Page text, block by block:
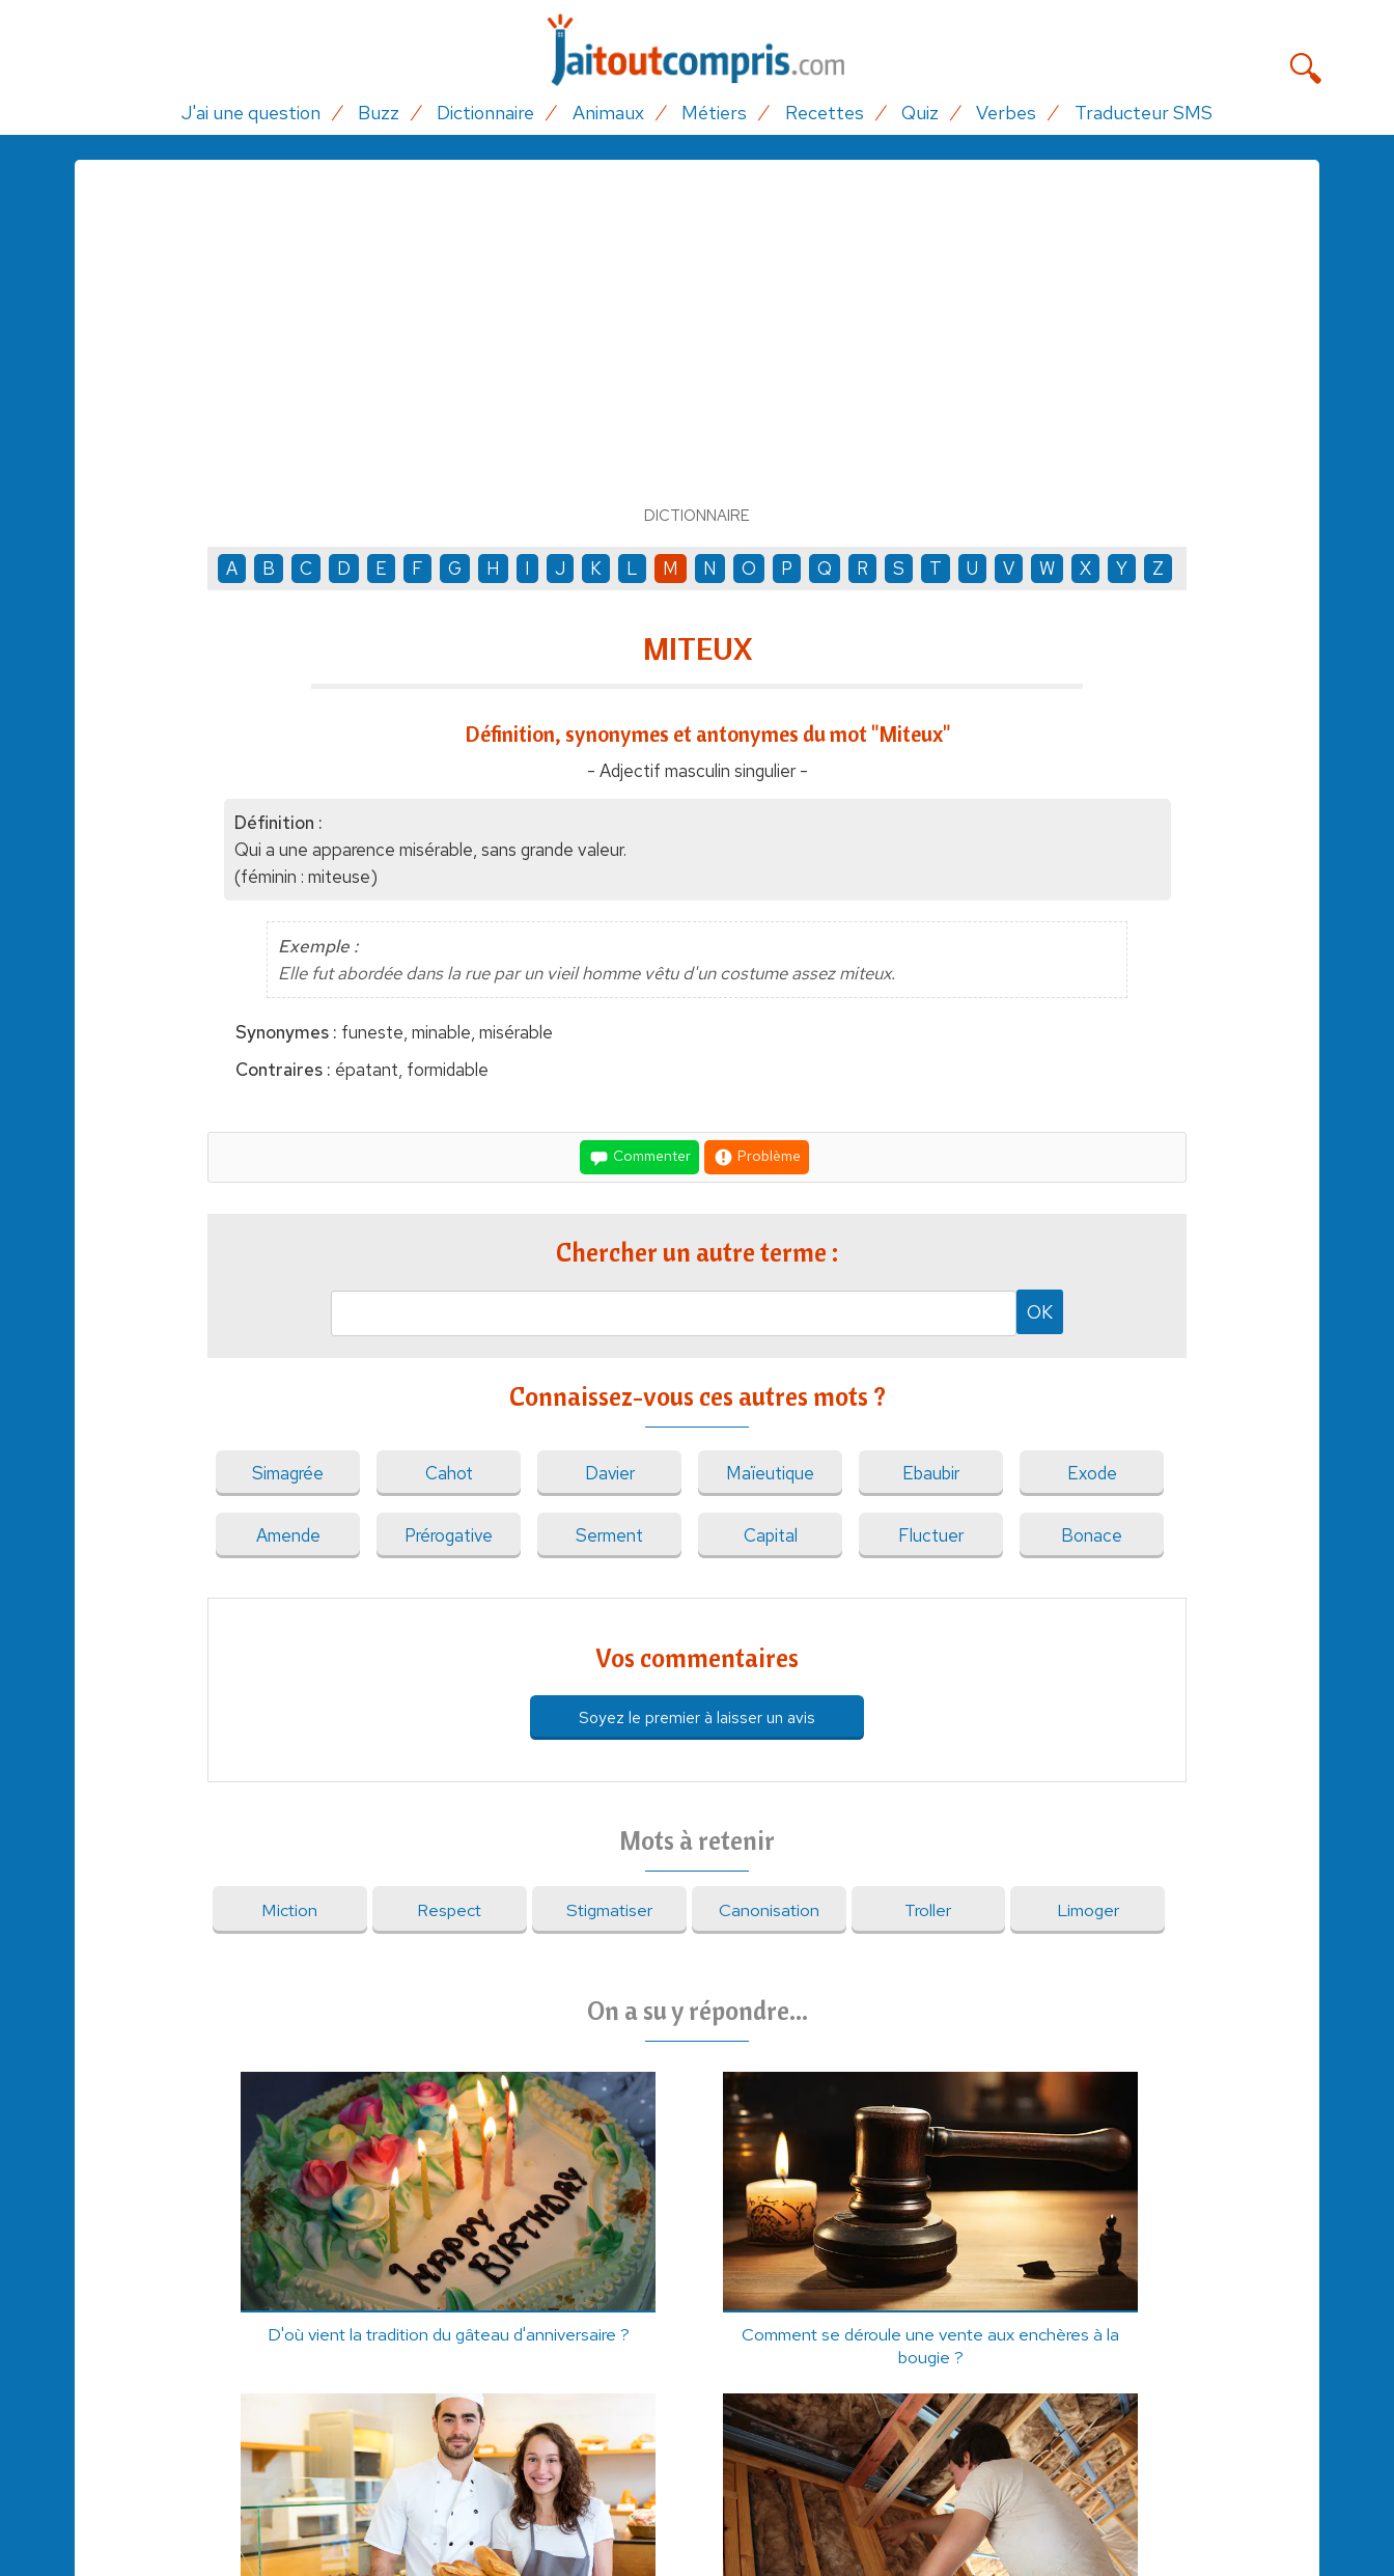
J'ai une question Buzz Dictionnaire Animaux Métiers Recettes Quiz Verbes Traducteur SMS
DICTIONNAIRE
A B C D E F G H I J K L M N O P Q R S T U V W X Y Z
MITEUX
Définition, synonymes et antonymes du mot "Miteux"
- Adjectif masculin singulier -
Définition :
Qui a une apparence misérable, sans grande valeur.
(féminin : miteuse)
Exemple :
Elle fut abordée dans la rue par un vieil homme vêtu d'un costume assez miteux.
Synonymes : funeste, minable, misérable
Contraires : épatant, formidable
Commenter Problème
Chercher un autre terme :
Connaissez-vous ces autres mots ?
Simagrée Cahot Davier Maïeutique Ebaubir Exode
Amende Prérogative Serment Capital Fluctuer Bonace
Vos commentaires
Soyez le premier à laisser un avis
Mots à retenir
Miction Respect Stigmatiser Canonisation Troller Limoger
On a su y répondre...
D'où vient la tradition du gâteau d'anniversaire ?
Comment se déroule une vente aux enchères à la
bougie ?